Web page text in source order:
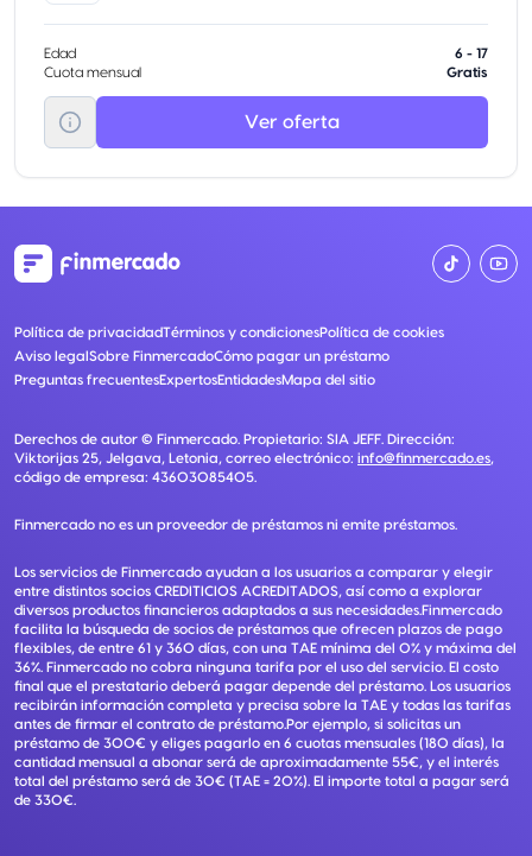
Edad
6 - 17
Cuota mensual
Gratis
Ver oferta
Política de privacidadTérminos y condicionesPolítica de cookies
Aviso legalSobre FinmercadoCómo pagar un préstamo
Preguntas frecuentesExpertosEntidadesMapa del sitio
Derechos de autor © Finmercado. Propietario: SIA JEFF. Dirección:
Viktorijas 25, Jelgava, Letonia, correo electrónico: info@finmercado.es,
código de empresa: 43603085405.
Finmercado no es un proveedor de préstamos ni emite préstamos.
Los servicios de Finmercado ayudan a los usuarios a comparar y elegir
entre distintos socios CREDITICIOS ACREDITADOS, así como a explorar
diversos productos financieros adaptados a sus necesidades.Finmercado
facilita la búsqueda de socios de préstamos que ofrecen plazos de pago
flexibles, de entre 61 y 360 días, con una TAE mínima del 0% y máxima del
36%. Finmercado no cobra ninguna tarifa por el uso del servicio. El costo
final que el prestatario deberá pagar depende del préstamo. Los usuarios
recibirán información completa y precisa sobre la TAE y todas las tarifas
antes de firmar el contrato de préstamo.Por ejemplo, si solicitas un
préstamo de 300€ y eliges pagarlo en 6 cuotas mensuales (180 días), la
cantidad mensual a abonar será de aproximadamente 55€, y el interés
total del préstamo será de 30€ (TAE = 20%). El importe total a pagar será
de 330€.